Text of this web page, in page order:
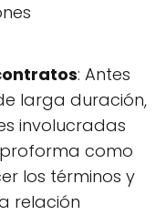
: Antes
larga duración,
involucradas
como
los términos y
relación